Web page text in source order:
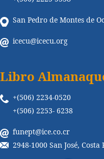
San Pedro de Montes de
icecu@icecu.org
Libro
+(506) 2234-0520
+(506) 2253- 6238
funept@ice.co.cr
2948-1000 San José, Costa